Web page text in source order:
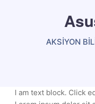
AKSİYON
I am text block. Click